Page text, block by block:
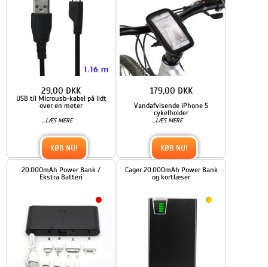
USB til Microusb-kabel på lidt
over en meter
...LÆS MERE
29,00 DKK
KØB NU!
Vandafvisende iPhone 5
cykelholder
...LÆS MERE
179,00 DKK
KØB NU!
20.000mAh Power Bank /
Ekstra Batteri
Cager 20.000mAh Power Bank
og kortlæser